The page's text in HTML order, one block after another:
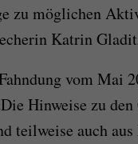
zu möglichen
Katrin
vom Mai
Hinweise zu
teilweise auch